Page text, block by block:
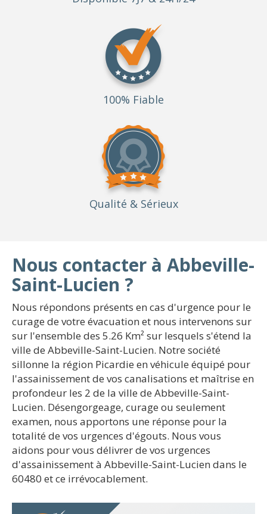
100% Fiable
Qualité & Sérieux
Nous contacter à Abbeville-
Saint-Lucien ?
Nous répondons présents en cas d'urgence pour le
curage de votre évacuation et nous intervenons sur
sur l'ensemble des 5.26 Km² sur lesquels s'étend la
ville de Abbeville-Saint-Lucien. Notre société
sillonne la région Picardie en véhicule équipé pour
l'assainissement de vos canalisations et maîtrise en
profondeur les 2 de la ville de Abbeville-Saint-
Lucien. Désengorgeage, curage ou seulement
examen, nous apportons une réponse pour la
totalité de vos urgences d'égouts. Nous vous
aidons pour vous délivrer de vos urgences
d'assainissement à Abbeville-Saint-Lucien dans le
60480 et ce irrévocablement.